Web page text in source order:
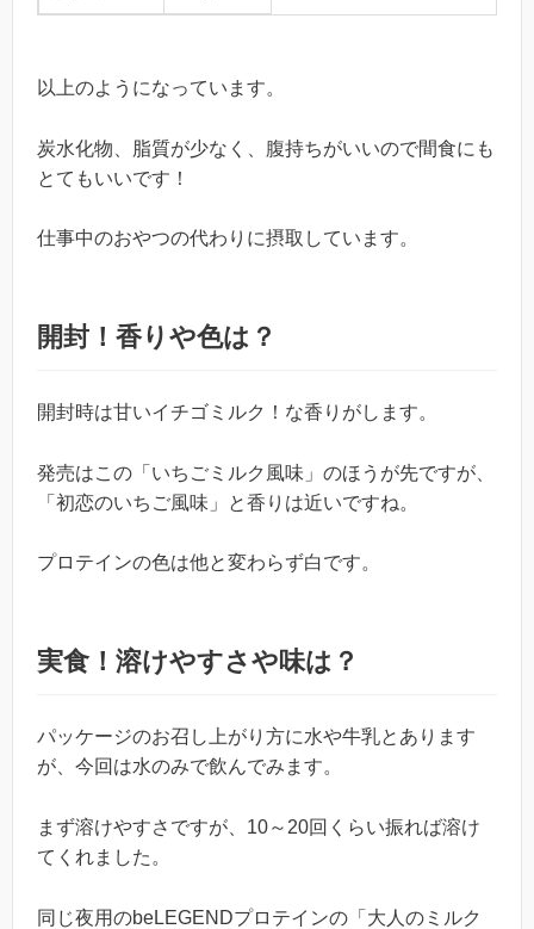
以上のようになっています。
炭水化物、脂質が少なく、腹持ちがいいので間食にも
とてもいいです！
仕事中のおやつの代わりに摂取しています。
開封！香りや色は？
開封時は甘いイチゴミルク！な香りがします。
発売はこの「いちごミルク風味」のほうが先ですが、
「初恋のいちご風味」と香りは近いですね。
プロテインの色は他と変わらず白です。
実食！溶けやすさや味は？
パッケージのお召し上がり方に水や牛乳とあります
が、今回は水のみで飲んでみます。
まず溶けやすさですが、10～20回くらい振れば溶け
てくれました。
同じ夜用のbeLEGENDプロテインの「大人のミルク